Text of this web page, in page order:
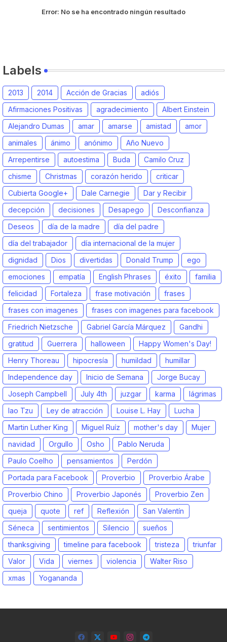
Error: No se ha encontrado ningún resultado
Labels
2013 2014 Acción de Gracias
adiós
Afirmaciones Positivas
agradecimiento
Albert Einstein
Alejandro Dumas
amar amarse amistad
amor
animales
ánimo anónimo
Año Nuevo
Arrepentirse
autoestima Buda
Camilo Cruz
chisme
Christmas corazón herido
criticar
Cubierta Google+
Dale Carnegie
Dar y Recibir
decepción
decisiones Desapego
Desconfianza
Deseos
día de la madre
día del padre
día del trabajador
día internacional de la mujer
dignidad
Dios divertidas Donald Trump
ego
emociones
empatía English Phrases éxito
familia
felicidad
Fortaleza frase motivación
frases
frases con imagenes
frases con imagenes para facebook
Friedrich Nietzsche
Gabriel García Márquez
Gandhi
gratitud
Guerrera halloween
Happy Women's Day!
Henry Thoreau
hipocresía humildad
humillar
Independence day
Inicio de Semana
Jorge Bucay
Joseph Campbell
July 4th juzgar karma
lágrimas
lao Tzu
Ley de atracción Louise L. Hay
Lucha
Martin Luther King
Miguel Ruíz mother's day
Mujer
navidad
Orgullo Osho
Pablo Neruda
Paulo Coelho
pensamientos
Perdón
Portada para Facebook
Proverbio
Proverbio Árabe
Proverbio Chino
Proverbio Japonés
Proverbio Zen
queja
quote ref Reflexión
San Valentín
Séneca
sentimientos Silencio
sueños
thanksgiving
timeline para facebook tristeza
triunfar
Valor
Vida viernes violencia
Walter Riso
xmas
Yogananda